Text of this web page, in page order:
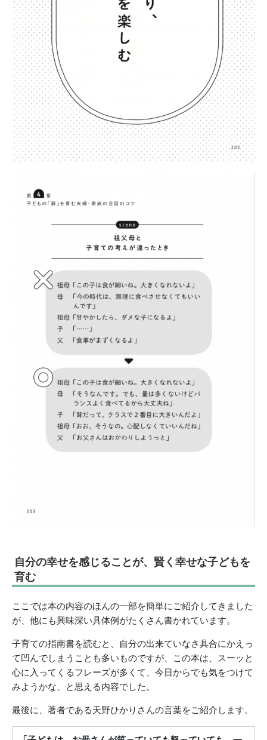
自分の幸せを感じることが、賢く幸せな子どもを
育む
ここでは本の内容のほんの一部を簡単にご紹介してきました
が、他にも興味深い具体例がたくさん書かれています。
子育ての指南書を読むと、自分の出来ていなさ具合にかえっ
て凹んでしまうことも多いものですが、この本は、スーッと
心に入ってくるフレーズが多くて、今日からでも気をつけて
みようかな、と思える内容でした。
最後に、著者である天野ひかりさんの言葉をご紹介します。